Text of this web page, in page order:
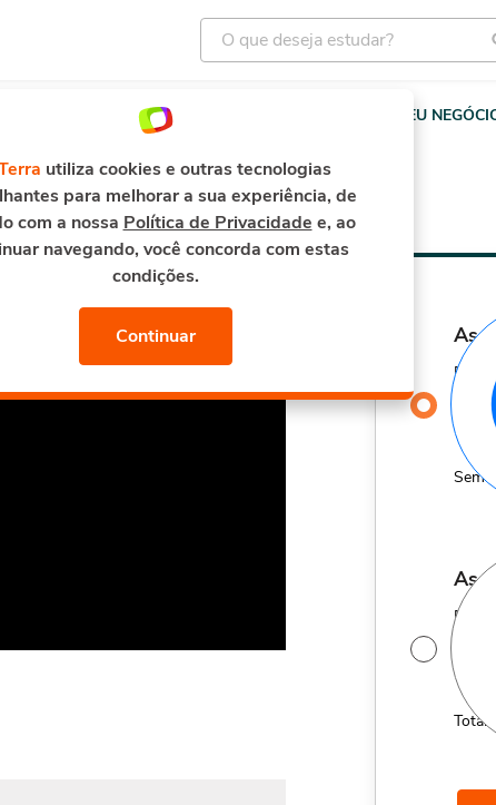
E-MAIL E SEGURANÇA TERRA MEU
Por
R$
Sem
Por
R$
Total
utiliza cookies e outras tecnologias
para melhorar a sua experiência, de
com a nossa Política de Privacidade e, ao
navegando, você concorda com estas
condições.
Continuar